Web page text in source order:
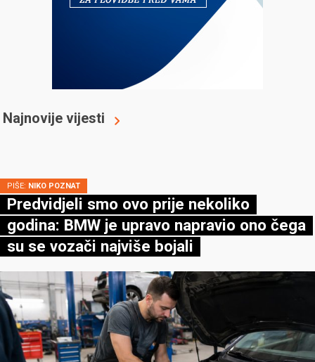
Najnovije vijesti
PIŠE: NIKO POZNAT
Predvidjeli smo ovo prije nekoliko
godina: BMW je upravo napravio ono čega
su se vozači najviše bojali